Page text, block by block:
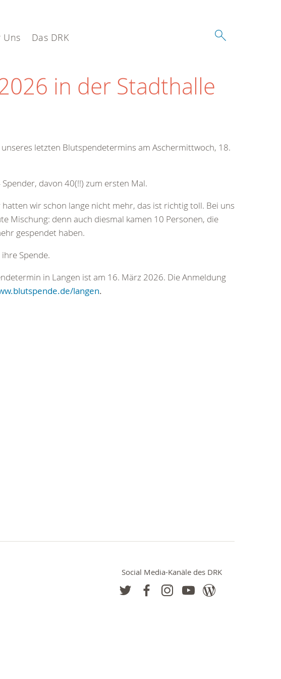
Uns Das DRK
in der Stadthalle
unseres letzten Blutspendetermins am Aschermittwoch, 18.
davon 40(!!) zum ersten Mal.
hatten wir schon lange nicht mehr, das ist richtig toll. Bei uns
Mischung: denn auch diesmal kamen 10 Personen, die
gespendet haben.
Spende.
in Langen ist am 16. März 2026. Die Anmeldung
langen.
Social Media-Kanäle des DRK